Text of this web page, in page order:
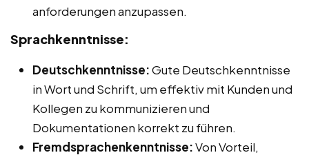
anforderungen anzupassen.
Sprachkenntnisse:
Deutschkenntnisse:Gute Deutschkenntnisse
in Wort und Schrift, um effektiv mit Kunden und
Kollegen zu kommunizieren und
Dokumentationen korrekt zu führen.
Fremdsprachenkenntnisse:Von Vorteil,